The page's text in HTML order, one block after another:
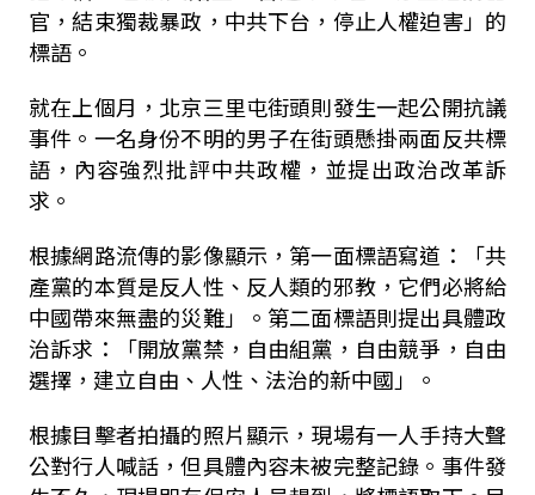
官，結束獨裁暴政，中共下台，停止人權迫害」的
標語。
就在上個月，北京三里屯街頭則發生一起公開抗議
事件。一名身份不明的男子在街頭懸掛兩面反共標
語，內容強烈批評中共政權，並提出政治改革訴
求。
根據網路流傳的影像顯示，第一面標語寫道：「共
產黨的本質是反人性、反人類的邪教，它們必將給
中國帶來無盡的災難」。第二面標語則提出具體政
治訴求：「開放黨禁，自由組黨，自由競爭，自由
選擇，建立自由、人性、法治的新中國」。
根據目擊者拍攝的照片顯示，現場有一人手持大聲
公對行人喊話，但具體內容未被完整記錄。事件發